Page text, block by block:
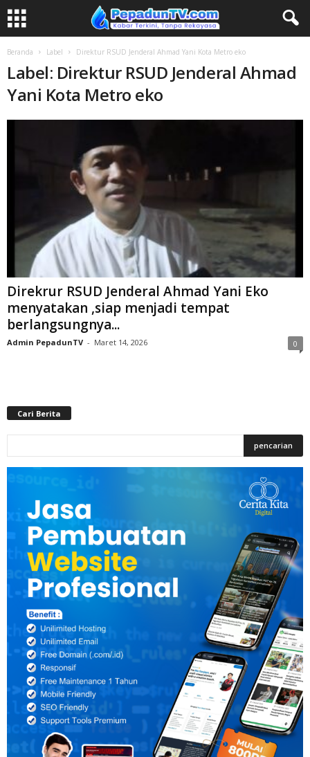
Beranda Label Direktur RSUD Jenderal Ahmad Yani Kota Metro eko
Label: Direktur RSUD Jenderal Ahmad
Yani Kota Metro eko
Direkrur RSUD Jenderal Ahmad Yani Eko
menyatakan ,siap menjadi tempat
berlangsungnya...
Admin PepadunTV - Maret 14, 2026 0
Cari Berita